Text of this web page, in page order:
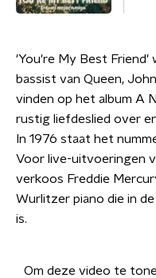
'You're My Best
bassist van Queen,
vinden op het album A
rustig liefdeslied over
In 1976 staat het
Voor live-uitvoeringen
verkoos Freddie
Wurlitzer piano die in
is.
Om deze video te